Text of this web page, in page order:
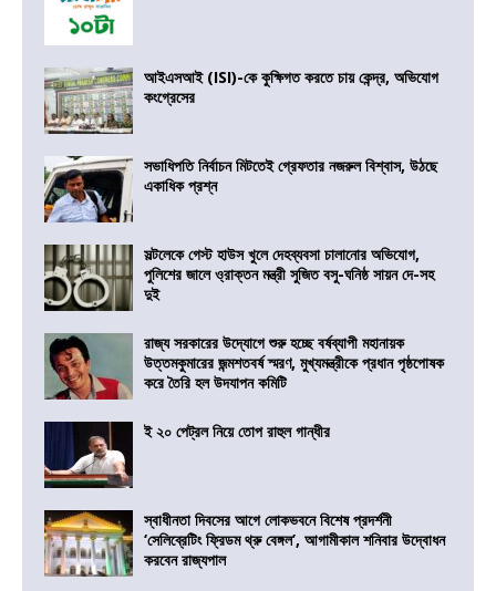
আইএসআই (ISI)-কে কুক্ষিগত করতে চায় কেন্দ্র, অভিযোগ
কংগ্রেসের
সভাধিপতি নির্বাচন মিটতেই গ্রেফতার নজরুল বিশ্বাস, উঠছে
একাধিক প্রশ্ন
সল্টলেকে গেস্ট হাউস খুলে দেহব্যবসা চালানোর অভিযোগ,
পুলিশের জালে ও্রাক্তন মন্ত্রী সুজিত বসু-ঘনিষ্ঠ সায়ন দে-সহ
দুই
রাজ্য সরকারের উদ্যোগে শুরু হচ্ছে বর্ষব্যাপী মহানায়ক
উত্তমকুমারের জন্মশতবর্ষ স্মরণ, মুখ্যমন্ত্রীকে প্রধান পৃষ্ঠপোষক
করে তৈরি হল উদযাপন কমিটি
ই ২০ পেট্রল নিয়ে তোপ রাহুল গান্ধীর
স্বাধীনতা দিবসের আগে লোকভবনে বিশেষ প্রদর্শনী
‘সেলিব্রেটিং ফ্রিডম থ্রু বেঙ্গল’, আগামীকাল শনিবার উদ্বোধন
করবেন রাজ্যপাল